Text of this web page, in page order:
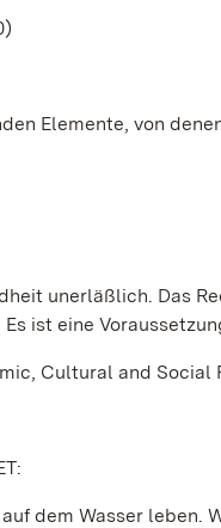
Elemente, von
unerläßlich. Das
ist eine
Cultural and Social
dem Wasser leben.